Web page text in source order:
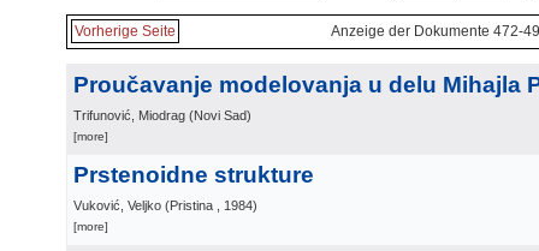
Vorherige Seite Anzeige der Dokumente 472-
Proučavanje modelovanja u delu Mihajla
Trifunović, Miodrag (Novi Sad)
[more]
Prstenoidne strukture
Vuković, Veljko (Pristina , 1984)
[more]